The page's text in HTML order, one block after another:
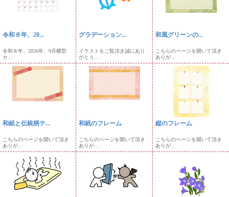
令和８年、20...
令和８年、2026年、9月横型
カ...
グラデーション...
イラストをご覧頂き誠にあり
がとう...
和風グリーンの...
こちらのページを開いて頂き
ありが...
和紙と伝統柄テ...
こちらのページを開いて頂き
ありが...
和紙のフレーム
こちらのページを開いて頂き
ありが...
縦のフレーム
こちらのページを開いて頂き
ありが...